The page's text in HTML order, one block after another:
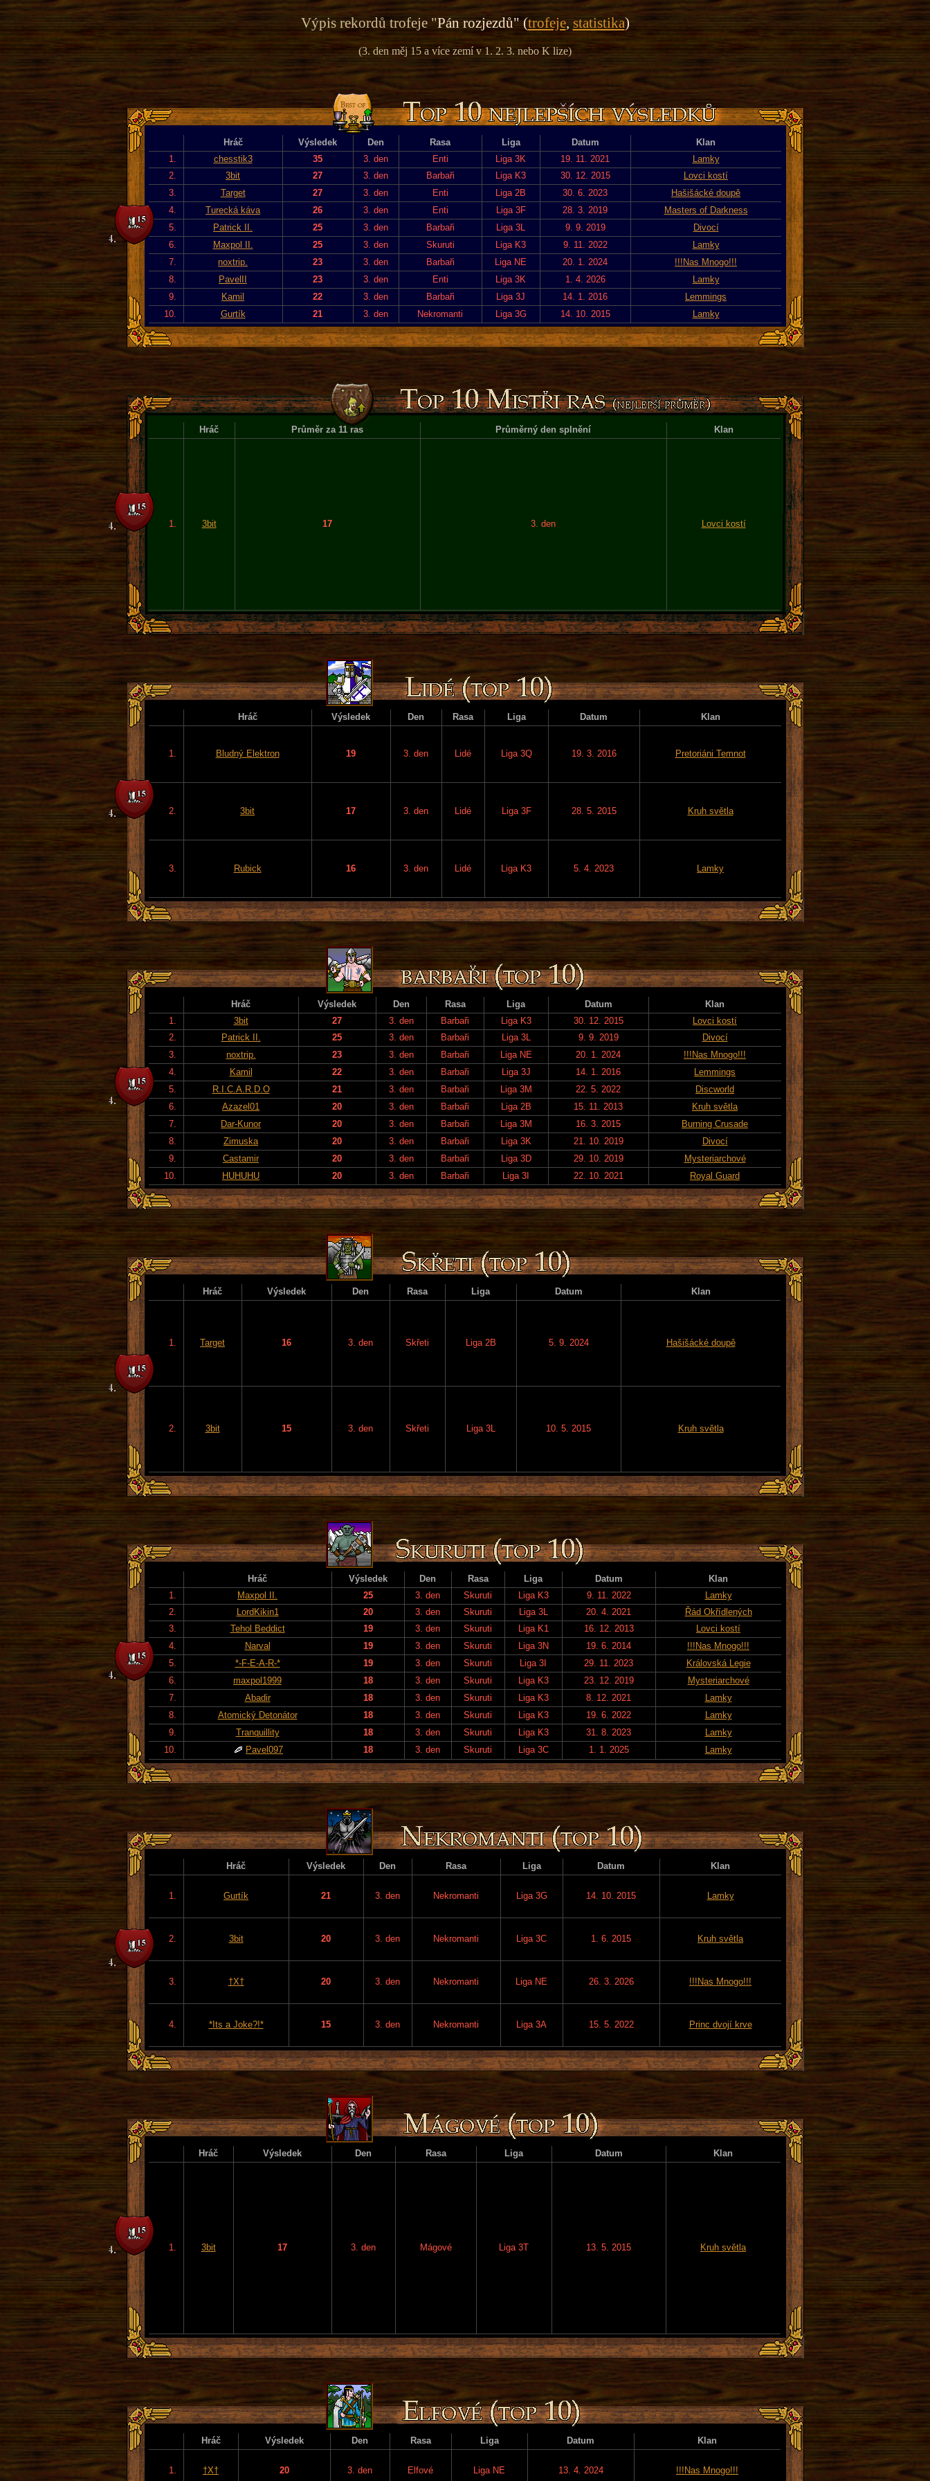
Výpis rekordů trofeje "Pán rozjezdů" (trofeje,statistika)
(3. den měj 15 a více zemí v 1. 2. 3. nebo K lize)
Hráč Výsledek Den Rasa Liga Datum
Klan
1.
chesstik3 35 3. den Enti Liga 3K 19. 11. 2021
Lamky
2.
3bit 27 3. den Barbaři Liga K3 30. 12. 2015
Lovci kostí
3.
Target 27 3. den Enti Liga 2B 30. 6. 2023
Hašišácké doupě
4.
Turecká káva 26 3. den Enti Liga 3F 28. 3. 2019
Masters of Darkness
5.
Patrick II. 25 3. den Barbaři Liga 3L 9. 9. 2019
Divocí
6.
Maxpol II. 25 3. den Skuruti Liga K3 9. 11. 2022
Lamky
7.
noxtrip. 23 3. den Barbaři Liga NE 20. 1. 2024
!!!Nas Mnogo!!!
8.
PavelII 23 3. den Enti Liga 3K 1. 4. 2026
Lamky
9.
Kamil 22 3. den Barbaři Liga 3J 14. 1. 2016
Lemmings
10.
Gurtík 21 3. den Nekromanti Liga 3G 14. 10. 2015 Lamky
Hráč Průměr za 11 ras Průměrný den splnění Klan
1. 3bit 17 3. den Lovci kostí
Hráč Výsledek Den Rasa Liga Datum Klan
1. Bludný Elektron 19 3. den Lidé Liga 3Q 19. 3. 2016 Pretoriáni Temnot
2. 3bit 17 3. den Lidé Liga 3F 28. 5. 2015 Kruh světla
3. Rubick 16 3. den Lidé Liga K3 5. 4. 2023 Lamky
Hráč Výsledek Den Rasa Liga Datum
Klan
1.
3bit 27 3. den Barbaři Liga K3 30. 12. 2015
Lovci kostí
2.
Patrick II. 25 3. den Barbaři Liga 3L 9. 9. 2019
Divocí
3.
noxtrip. 23 3. den Barbaři Liga NE 20. 1. 2024
!!!Nas Mnogo!!!
4.
Kamil 22 3. den Barbaři Liga 3J 14. 1. 2016
Lemmings
5.
R.I.C.A.R.D.O 21 3. den Barbaři Liga 3M 22. 5. 2022
Discworld
6.
Azazel01 20 3. den Barbaři Liga 2B 15. 11. 2013
Kruh světla
7.
Dar-Kunor 20 3. den Barbaři Liga 3M 16. 3. 2015
Burning Crusade
8.
Zimuska 20 3. den Barbaři Liga 3K 21. 10. 2019
Divocí
9.
Castamir 20 3. den Barbaři Liga 3D 29. 10. 2019
Mysteriarchové
10.
HUHUHU 20 3. den Barbaři Liga 3I 22. 10. 2021 Royal Guard
Hráč Výsledek Den Rasa Liga Datum Klan
1. Target 16 3. den Skřeti Liga 2B 5. 9. 2024 Hašišácké doupě
2. 3bit 15 3. den Skřeti Liga 3L 10. 5. 2015 Kruh světla
Hráč Výsledek Den Rasa Liga Datum
Klan
1.
Maxpol II. 25 3. den Skuruti Liga K3 9. 11. 2022
Lamky
2.
LordKikin1 20 3. den Skuruti Liga 3L 20. 4. 2021
Řád Okřídlených
3.
Tehol Beddict 19 3. den Skuruti Liga K1 16. 12. 2013
Lovci kostí
4.
Narval 19 3. den Skuruti Liga 3N 19. 6. 2014
!!!Nas Mnogo!!!
5.
*-F-E-A-R-* 19 3. den Skuruti Liga 3I 29. 11. 2023
Královská Legie
6.
maxpol1999 18 3. den Skuruti Liga K3 23. 12. 2019
Mysteriarchové
7.
Abadir 18 3. den Skuruti Liga K3 8. 12. 2021
Lamky
8.
Atomický Detonátor 18 3. den Skuruti Liga K3 19. 6. 2022
Lamky
9.
Tranquillity 18 3. den Skuruti Liga K3 31. 8. 2023
Lamky
10.
Pavel097 18 3. den Skuruti Liga 3C 1. 1. 2025 Lamky
Hráč Výsledek Den Rasa Liga Datum Klan
1. Gurtík 21 3. den Nekromanti Liga 3G 14. 10. 2015 Lamky
2. 3bit 20 3. den Nekromanti Liga 3C 1. 6. 2015 Kruh světla
3. †X† 20 3. den Nekromanti Liga NE 26. 3. 2026 !!!Nas Mnogo!!!
4. *Its a Joke?!* 15 3. den Nekromanti Liga 3A 15. 5. 2022 Princ dvojí krve
Hráč Výsledek Den Rasa Liga Datum Klan
1. 3bit 17 3. den Mágové Liga 3T 13. 5. 2015 Kruh světla
Hráč Výsledek Den Rasa Liga Datum Klan
1. †X† 20 3. den Elfové Liga NE 13. 4. 2024 !!!Nas Mnogo!!!